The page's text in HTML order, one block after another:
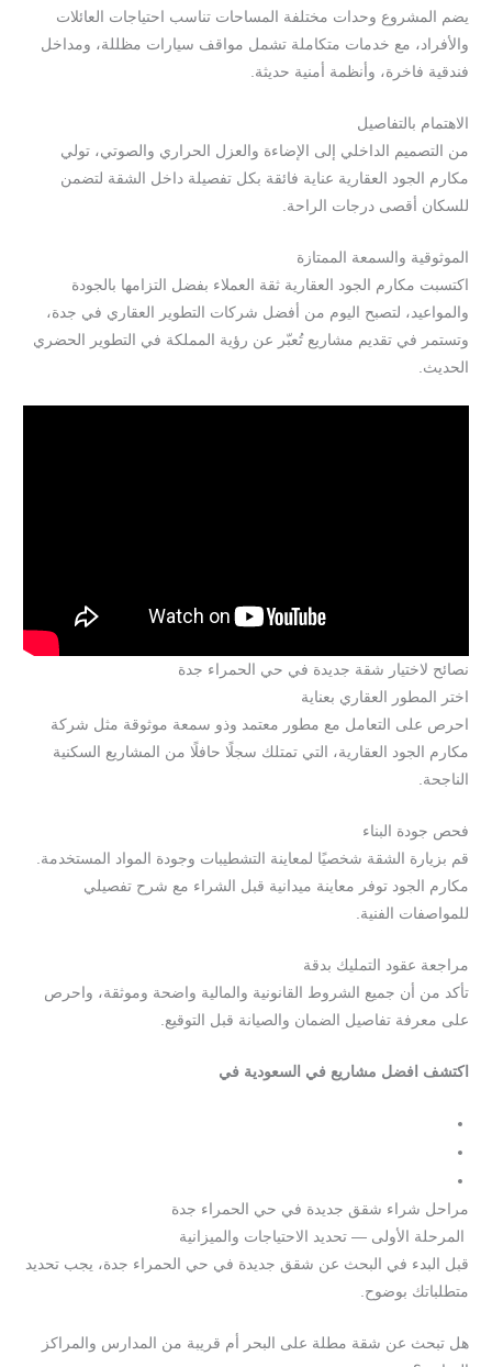
يضم المشروع وحدات مختلفة المساحات تناسب احتياجات العائلات
والأفراد، مع خدمات متكاملة تشمل مواقف سيارات مظللة، ومداخل
فندقية فاخرة، وأنظمة أمنية حديثة.
الاهتمام بالتفاصيل
من التصميم الداخلي إلى الإضاءة والعزل الحراري والصوتي، تولي
مكارم الجود العقارية عناية فائقة بكل تفصيلة داخل الشقة لتضمن
للسكان أقصى درجات الراحة.
الموثوقية والسمعة الممتازة
اكتسبت مكارم الجود العقارية ثقة العملاء بفضل التزامها بالجودة
والمواعيد، لتصبح اليوم من أفضل شركات التطوير العقاري في جدة،
وتستمر في تقديم مشاريع تُعبّر عن رؤية المملكة في التطوير الحضري
الحديث.
نصائح لاختيار شقة جديدة في حي الحمراء جدة
اختر المطور العقاري بعناية
احرص على التعامل مع مطور معتمد وذو سمعة موثوقة مثل شركة
مكارم الجود العقارية، التي تمتلك سجلًا حافلًا من المشاريع السكنية
الناجحة.
فحص جودة البناء
قم بزيارة الشقة شخصيًا لمعاينة التشطيبات وجودة المواد المستخدمة.
مكارم الجود توفر معاينة ميدانية قبل الشراء مع شرح تفصيلي
للمواصفات الفنية.
مراجعة عقود التمليك بدقة
تأكد من أن جميع الشروط القانونية والمالية واضحة وموثقة، واحرص
على معرفة تفاصيل الضمان والصيانة قبل التوقيع.
اكتشف افضل مشاريع في السعودية في
مراحل شراء شقق جديدة في حي الحمراء جدة
المرحلة الأولى — تحديد الاحتياجات والميزانية
قبل البدء في البحث عن شقق جديدة في حي الحمراء جدة، يجب تحديد
متطلباتك بوضوح.
هل تبحث عن شقة مطلة على البحر أم قريبة من المدارس والمراكز